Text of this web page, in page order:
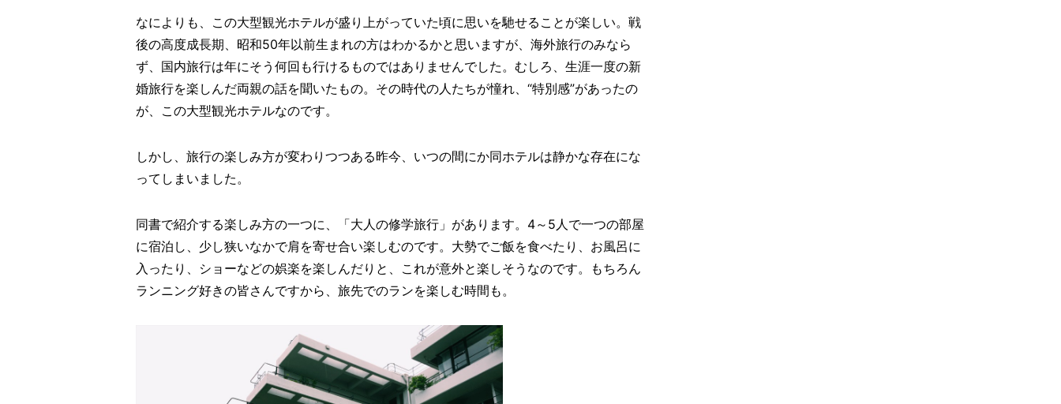
なによりも、この大型観光ホテルが盛り上がっていた頃に思いを馳せることが楽しい。戦
後の高度成長期、昭和50年以前生まれの方はわかるかと思いますが、海外旅行のみなら
ず、国内旅行は年にそう何回も行けるものではありませんでした。むしろ、生涯一度の新
婚旅行を楽しんだ両親の話を聞いたもの。その時代の人たちが憧れ、“特別感”があったの
が、この大型観光ホテルなのです。
しかし、旅行の楽しみ方が変わりつつある昨今、いつの間にか同ホテルは静かな存在にな
ってしまいました。
同書で紹介する楽しみ方の一つに、「大人の修学旅行」があります。4～5人で一つの部屋
に宿泊し、少し狭いなかで肩を寄せ合い楽しむのです。大勢でご飯を食べたり、お風呂に
入ったり、ショーなどの娯楽を楽しんだりと、これが意外と楽しそうなのです。もちろん
ランニング好きの皆さんですから、旅先でのランを楽しむ時間も。